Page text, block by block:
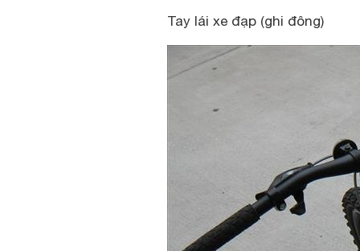
Tay lái xe đạp (ghi đông)